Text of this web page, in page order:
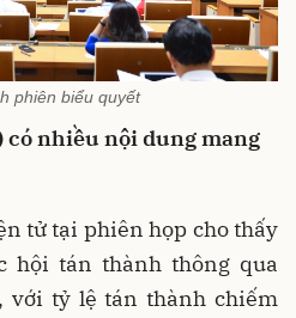
phiên biểu quyết
có nhiều nội dung mang
tử tại phiên họp cho thấy
hội tán thành thông qua
với tỷ lệ tán thành chiếm